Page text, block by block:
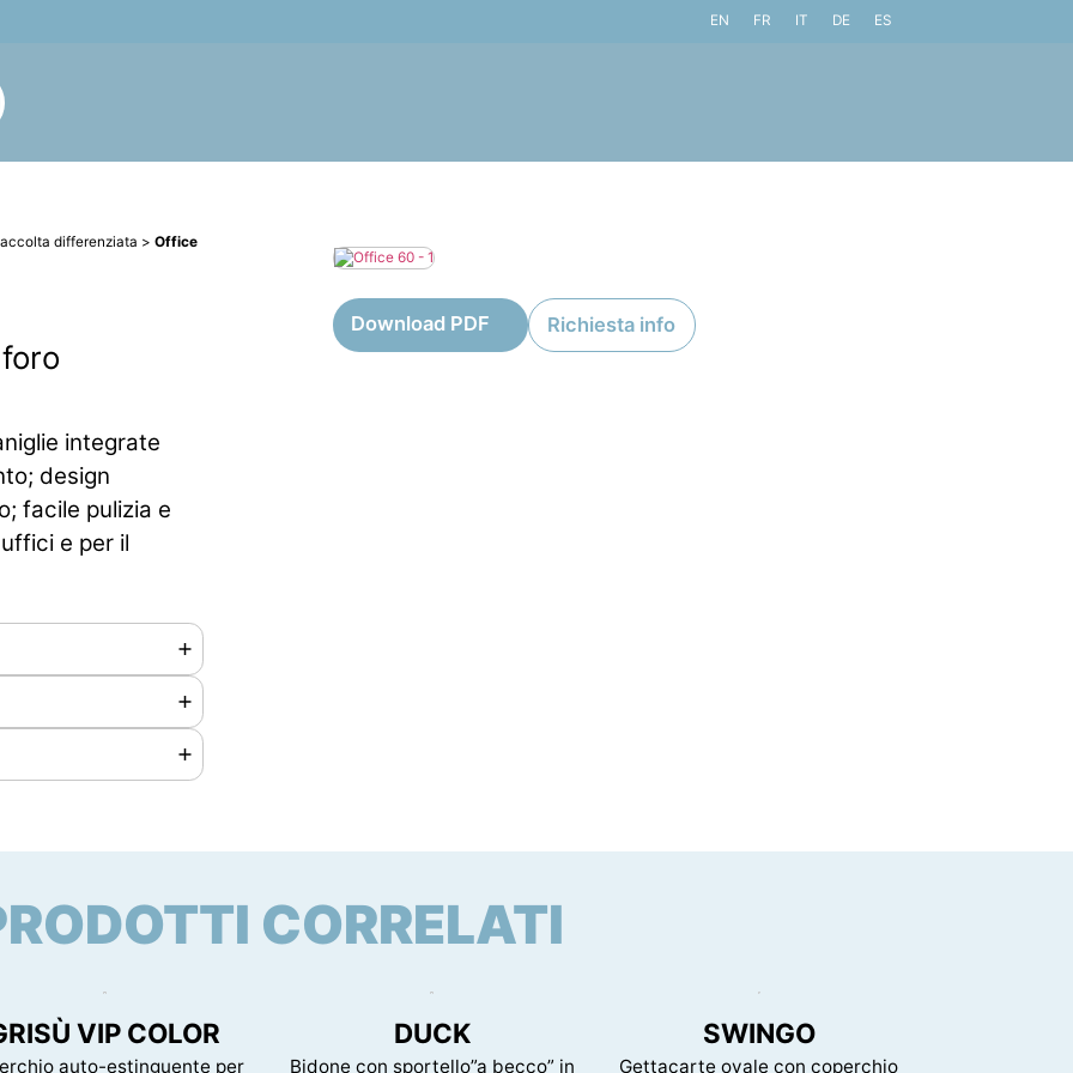
EN FR IT DE ES
differenziata >Office
integrate
design
facile pulizia e
e per il
per questo
mm
Download PDF Richiesta info
CORRELATI
VIP COLOR
auto-estinguente per
DUCK
Bidone con sportello”a becco” in
SWINGO
Gettacarte ovale con coperchio